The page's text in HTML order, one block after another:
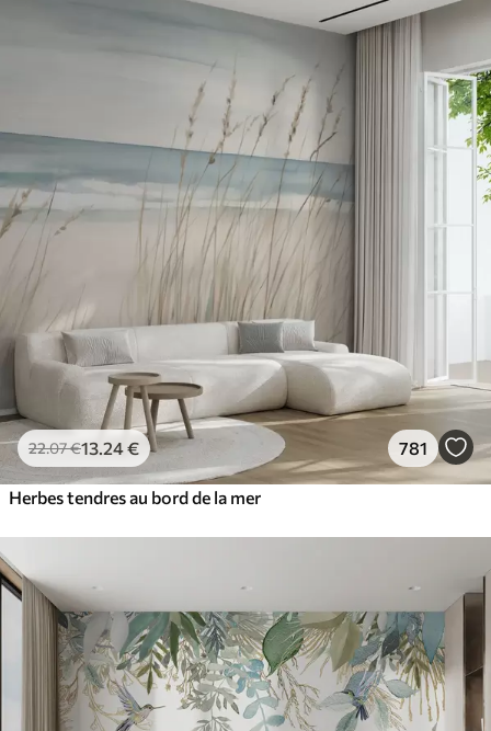
22.07€13 .24€ 781
Herbes tendres au bord de la mer